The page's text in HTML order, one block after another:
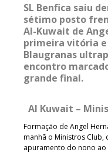
SL Benfica saiu
sétimo posto
Al-Kuwait de
primeira vitória e
Blaugranas
encontro
grande final.
Al Kuwait –
Formação de Angel
manhã o Ministros Club,
apuramento do nono